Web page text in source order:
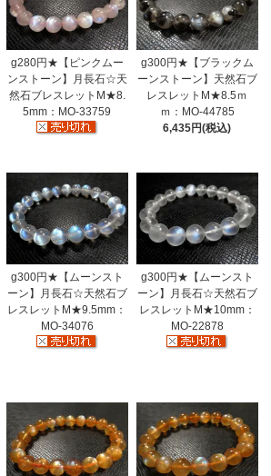
g280円★【ピンクムー
ンストーン】月長石☆天
然石ブレスレットM★8.
5mm：MO-33759
g300円★【ブラックム
ーンストーン】天然石ブ
レスレットM★8.5ｍ
ｍ：MO-44785
6,435円(税込)
g300円★【ムーンスト
ーン】月長石☆天然石ブ
レスレットM★9.5mm：
MO-34076
g300円★【ムーンスト
ーン】月長石☆天然石ブ
レスレットM★10mm：
MO-22878